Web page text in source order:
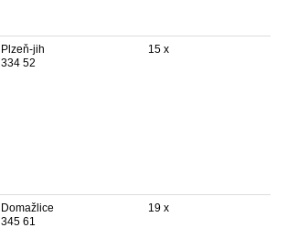
Plzeň-jih
334 52
15 x
Domažlice
345 61
19 x